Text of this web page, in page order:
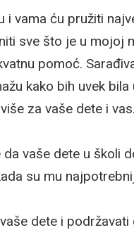
i vama ću pružiti
sve što je u mojoj
pomoć.
kako bih uvek
za vaše dete i vas.
da vaše dete u školi
su mu
dete i